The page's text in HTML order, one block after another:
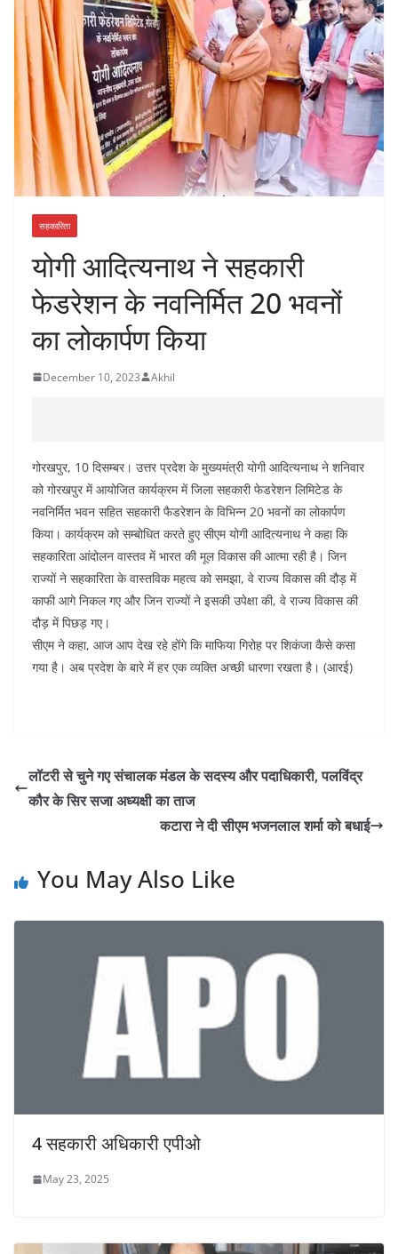
सहकारिता
योगी आदित्यनाथ ने सहकारी
फेडरेशन के नवनिर्मित 20 भवनों
का लोकार्पण किया
December 10, 2023 Akhil
गोरखपुर, 10 दिसम्बर। उत्तर प्रदेश के मुख्यमंत्री योगी आदित्यनाथ ने शनिवार
को गोरखपुर में आयोजित कार्यक्रम में जिला सहकारी फेडरेशन लिमिटेड के
नवनिर्मित भवन सहित सहकारी फैडरेशन के विभिन्न 20 भवनों का लोकार्पण
किया। कार्यक्रम को सम्बोधित करते हुए सीएम योगी आदित्यनाथ ने कहा कि
सहकारिता आंदोलन वास्तव में भारत की मूल विकास की आत्मा रही है। जिन
राज्यों ने सहकारिता के वास्तविक महत्व को समझा, वे राज्य विकास की दौड़ में
काफी आगे निकल गए और जिन राज्यों ने इसकी उपेक्षा की, वे राज्य विकास की
दौड़ में पिछड़ गए।
सीएम ने कहा, आज आप देख रहे होंगे कि माफिया गिरोह पर शिकंजा कैसे कसा
गया है। अब प्रदेश के बारे में हर एक व्यक्ति अच्छी धारणा रखता है। (आरई)
लॉटरी से चुने गए संचालक मंडल के सदस्य और पदाधिकारी, पलविंद्र
कौर के सिर सजा अध्यक्षी का ताज
कटारा ने दी सीएम भजनलाल शर्मा को बधाई
You May Also Like
4 सहकारी अधिकारी एपीओ
May 23, 2025